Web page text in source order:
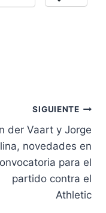
SIGUIENTE
der Vaart y Jorge
novedades en
para el
partido contra el
Athletic